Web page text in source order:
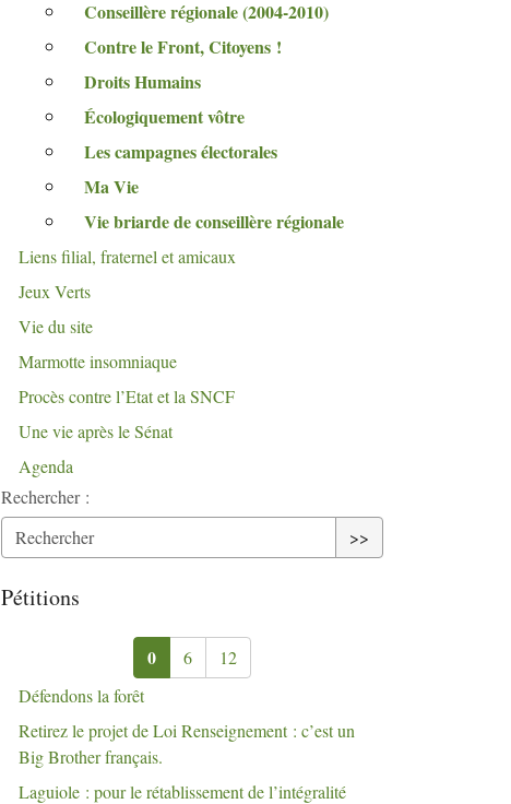
Conseillère régionale (2004-2010)
Contre le Front, Citoyens !
Droits Humains
Écologiquement vôtre
Les campagnes électorales
Ma Vie
Vie briarde de conseillère régionale
Liens filial, fraternel et amicaux
Jeux Verts
Vie du site
Marmotte insomniaque
Procès contre l’Etat et la SNCF
Une vie après le Sénat
Agenda
Rechercher :
>>
Pétitions
0 6
12
Défendons la forêt
Retirez le projet de Loi Renseignement : c’est un
Big Brother français.
Laguiole : pour le rétablissement de l’intégralité